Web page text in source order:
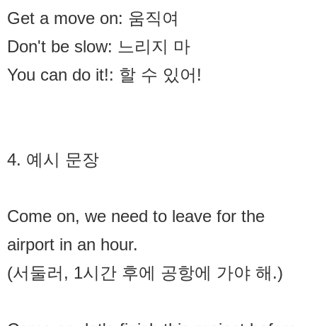
Get a move on: 움직여
Don't be slow: 느리지 마
You can do it!: 할 수 있어!
4. 예시 문장
Come on, we need to leave for the
airport in an hour.
(서둘러, 1시간 후에 공항에 가야 해.)